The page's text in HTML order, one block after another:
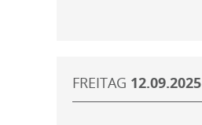
FREITAG 12.09.2025